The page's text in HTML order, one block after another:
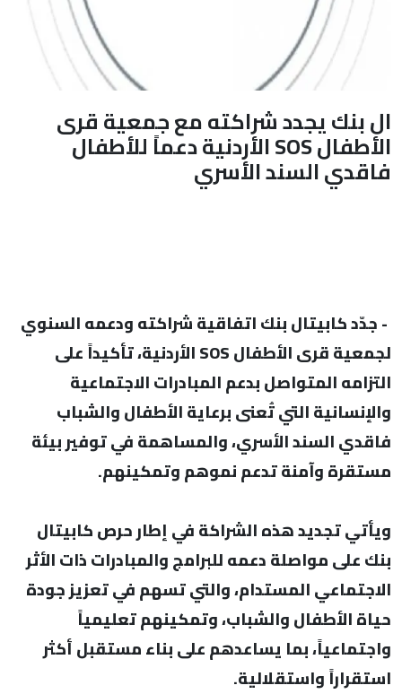
ال بنك يجدد شراكته مع جمعية قرى
الأطفال SOS الأردنية دعماً للأطفال
فاقدي السند الأسري
- جدّد كابيتال بنك اتفاقية شراكته ودعمه السنوي
لجمعية قرى الأطفال SOS الأردنية، تأكيداً على
التزامه المتواصل بدعم المبادرات الاجتماعية
والإنسانية التي تُعنى برعاية الأطفال والشباب
فاقدي السند الأسري، والمساهمة في توفير بيئة
مستقرة وآمنة تدعم نموهم وتمكينهم.
ويأتي تجديد هذه الشراكة في إطار حرص كابيتال
بنك على مواصلة دعمه للبرامج والمبادرات ذات الأثر
الاجتماعي المستدام، والتي تسهم في تعزيز جودة
حياة الأطفال والشباب، وتمكينهم تعليمياً
واجتماعياً، بما يساعدهم على بناء مستقبل أكثر
استقراراً واستقلالية.